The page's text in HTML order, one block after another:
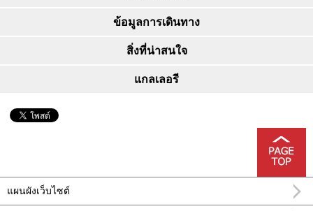
ข้อมูลการเดินทาง
สิ่งที่น่าสนใจ
แกลเลอรี
แผนผังเว็บไซต์